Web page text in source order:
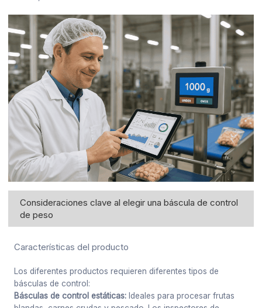
Consideraciones clave al elegir una báscula de control
de peso
Características del producto
Los diferentes productos requieren diferentes tipos de
básculas de control:
Básculas de control estáticas: Ideales para procesar frutas